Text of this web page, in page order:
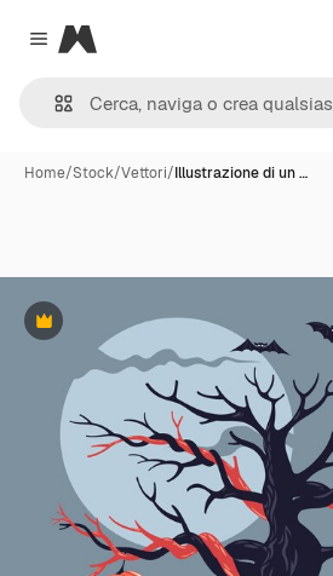
Close menu
Magnific
Home/Stock/Vettori/Illustrazione di un …
Premium